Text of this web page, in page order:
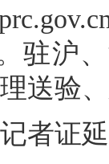
驻沪
送验
证延